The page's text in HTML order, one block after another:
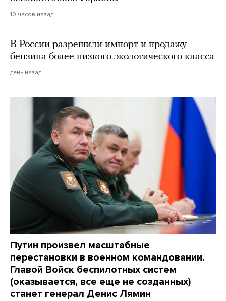
10 часов назад
В России разрешили импорт и продажу
бензина более низкого экологического класса
день назад
Путин произвел масштабные
перестановки в военном командовании.
Главой Войск беспилотных систем
(оказывается, все еще не созданных)
станет генерал Денис Лямин